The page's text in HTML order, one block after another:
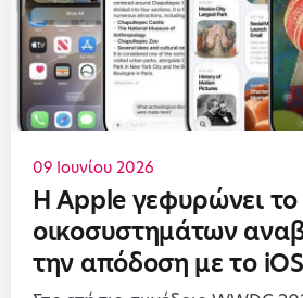
09 Ιουνίου 2026
Η Apple γεφυρώνει
οικοσυστημάτων
την απόδοση με το